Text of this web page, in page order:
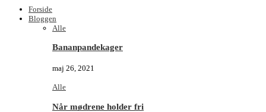
Forside
Bloggen
Alle
Bananpandekager
maj 26, 2021
Alle
Når mødrene holder fri